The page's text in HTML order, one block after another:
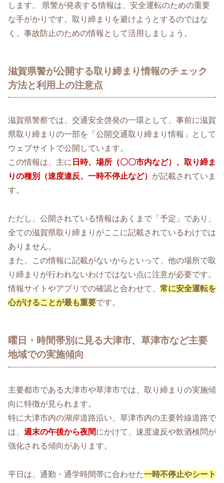
します。 県警が発表する情報は、安全運転のための重要
な手がかりです。取り締まりを避けようとするのではな
く、事故防止のための情報として活用しましょう。
滋賀県警が公開する取り締まり情報のチェック
方法と利用上の注意点
滋賀県警察では、交通安全啓発の一環として、事前に滋賀
県取り締まりの一部を「公開交通取り締まり情報」として
ウェブサイトで公開しています。
この情報は、主に 日時、場所（〇〇市内など）、取り締ま
りの種別（速度違反、一時不停止など） が記載されていま
す。
ただし、公開されている情報はあくまで「予定」であり、
全ての滋賀県取り締まりがここに記載されているわけでは
ありません。
また、この情報に記載がないからといって、他の場所で取
り締まりが行われないわけではない点に注意が必要です。
情報サイトやアプリでの確認と合わせて、 常に安全運転を
心がけることが最も重要です。
曜日・時間帯別に見る大津市、草津市など主要
地域での実施傾向
主要都市である大津市や草津市では、取り締まりの実施傾
向に特徴が見られます。
特に大津市内の湖岸道路沿い、草津市内の主要幹線道路で
は、 週末の午後から夜間にかけて、速度違反や飲酒検問が
強化される傾向があります。
平日は、通勤・通学時間帯に合わせた一時不停止やシート